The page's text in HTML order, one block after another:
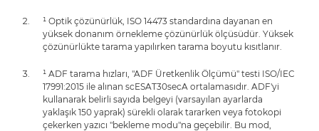
¹ Optik çözünürlük, ISO 14473 standardına dayanan en
yüksek donanım örnekleme çözünürlük ölçüsüdür. Yüksek
çözünürlükte tarama yapılırken tarama boyutu kısıtlanır.
¹ ADF tarama hızları, "ADF Üretkenlik Ölçümü" testi ISO/IEC
17991:2015 ile alınan scESAT30secA ortalamasıdır. ADF'yi
kullanarak belirli sayıda belgeyi (varsayılan ayarlarda
yaklaşık 150 yaprak) sürekli olarak tararken veya fotokopi
çekerken yazıcı "bekleme modu"na geçebilir. Bu mod,